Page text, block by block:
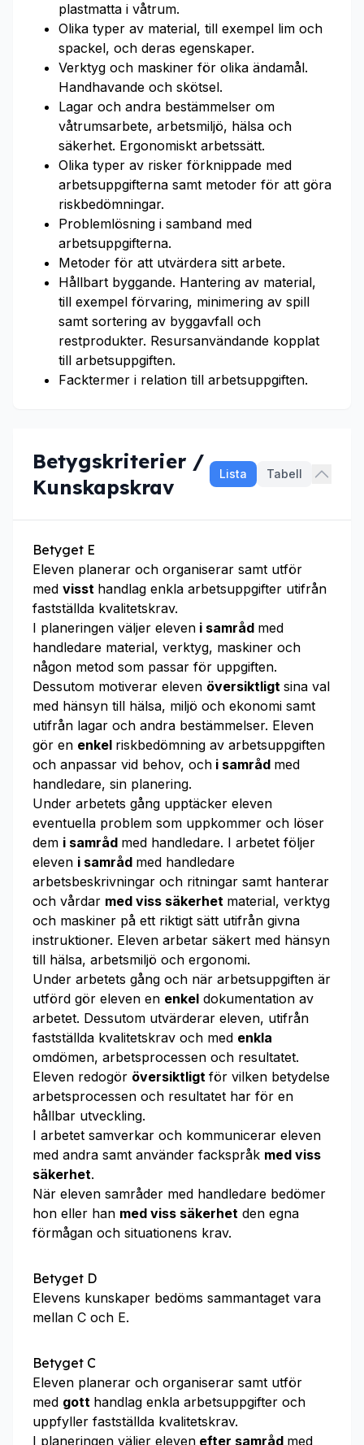
plastmatta i våtrum.
Olika typer av material, till exempel lim och
spackel, och deras egenskaper.
Verktyg och maskiner för olika ändamål.
Handhavande och skötsel.
Lagar och andra bestämmelser om
våtrumsarbete, arbetsmiljö, hälsa och
säkerhet. Ergonomiskt arbetssätt.
Olika typer av risker förknippade med
arbetsuppgifterna samt metoder för att göra
riskbedömningar.
Problemlösning i samband med
arbetsuppgifterna.
Metoder för att utvärdera sitt arbete.
Hållbart byggande. Hantering av material,
till exempel förvaring, minimering av spill
samt sortering av byggavfall och
restprodukter. Resursanvändande kopplat
till arbetsuppgiften.
Facktermer i relation till arbetsuppgiften.
Betygskriterier /
Kunskapskrav
Lista Tabell
Betyget E
Eleven planerar och organiserar samt utför
med visst handlag enkla arbetsuppgifter utifrån
fastställda kvalitetskrav.
I planeringen väljer eleven i samråd med
handledare material, verktyg, maskiner och
någon metod som passar för uppgiften.
Dessutom motiverar eleven översiktligt sina val
med hänsyn till hälsa, miljö och ekonomi samt
utifrån lagar och andra bestämmelser. Eleven
gör en enkel riskbedömning av arbetsuppgiften
och anpassar vid behov, och i samråd med
handledare, sin planering.
Under arbetets gång upptäcker eleven
eventuella problem som uppkommer och löser
dem i samråd med handledare. I arbetet följer
eleven i samråd med handledare
arbetsbeskrivningar och ritningar samt hanterar
och vårdar med viss säkerhet material, verktyg
och maskiner på ett riktigt sätt utifrån givna
instruktioner. Eleven arbetar säkert med hänsyn
till hälsa, arbetsmiljö och ergonomi.
Under arbetets gång och när arbetsuppgiften är
utförd gör eleven en enkel dokumentation av
arbetet. Dessutom utvärderar eleven, utifrån
fastställda kvalitetskrav och med enkla
omdömen, arbetsprocessen och resultatet.
Eleven redogör översiktligt för vilken betydelse
arbetsprocessen och resultatet har för en
hållbar utveckling.
I arbetet samverkar och kommunicerar eleven
med andra samt använder fackspråk med viss
säkerhet.
När eleven samråder med handledare bedömer
hon eller han med viss säkerhet den egna
förmågan och situationens krav.
Betyget D
Elevens kunskaper bedöms sammantaget vara
mellan C och E.
Betyget C
Eleven planerar och organiserar samt utför
med gott handlag enkla arbetsuppgifter och
uppfyller fastställda kvalitetskrav.
I planeringen väljer eleven efter samråd med